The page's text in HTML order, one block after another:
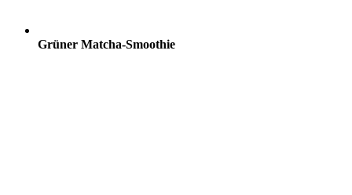
Grüner Matcha-Smoothie